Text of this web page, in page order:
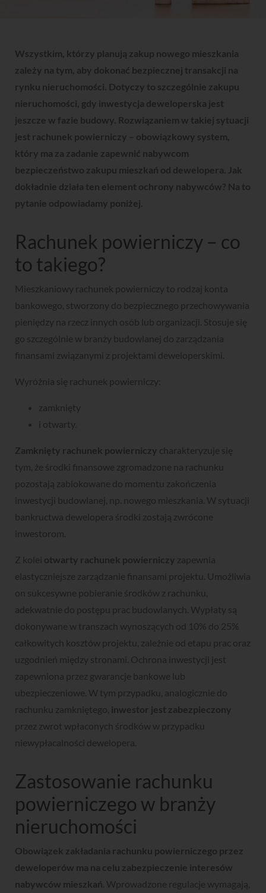
Wszystkim, którzy planują zakup nowego mieszkania
zależy na tym, aby dokonać bezpiecznej transakcji na
rynku nieruchomości. Dotyczy to szczególnie zakupu
nieruchomości, gdy inwestycja deweloperska jest
jeszcze w fazie budowy. Rozwiązaniem w takiej sytuacji
jest rachunek powierniczy – obowiązkowy system,
który ma za zadanie zapewnić nabywcom
bezpieczeństwo zakupu mieszkań od dewelopera. Jak
dokładnie działa ten element ochrony nabywców? Na to
pytanie odpowiadamy poniżej.
Rachunek powierniczy – co
to takiego?
Mieszkaniowy rachunek powierniczy to rodzaj konta
bankowego, stworzony do bezpiecznego przechowywania
pieniędzy na rzecz innych osób lub organizacji. Stosuje się
go szczególnie w branży budowlanej do zarządzania
finansami związanymi z projektami deweloperskimi.
Wyróżnia się rachunek powierniczy:
zamknięty
i otwarty.
Zamknięty rachunek powierniczy charakteryzuje się
tym, że środki finansowe zgromadzone na rachunku
pozostają zablokowane do momentu zakończenia
inwestycji budowlanej, np. nowego mieszkania. W sytuacji
bankructwa dewelopera środki zostają zwrócone
inwestorom.
Z kolei otwarty rachunek powierniczy zapewnia
elastyczniejsze zarządzanie finansami projektu. Umożliwia
on sukcesywne pobieranie środków z rachunku,
adekwatnie do postępu prac budowlanych. Wypłaty są
dokonywane w transzach wynoszących od 10% do 25%
całkowitych kosztów projektu, zależnie od etapu prac oraz
uzgodnień między stronami. Ochrona inwestycji jest
zapewniona przez gwarancje bankowe lub
ubezpieczeniowe. W tym przypadku, analogicznie do
rachunku zamkniętego, inwestor jest zabezpieczony
przez zwrot wpłaconych środków w przypadku
niewypłacalności dewelopera.
Zastosowanie rachunku
powierniczego w branży
nieruchomości
Obowiązek zakładania rachunku powierniczego przez
deweloperów ma na celu zabezpieczenie interesów
nabywców mieszkań . Wprowadzone regulacje wymagają,